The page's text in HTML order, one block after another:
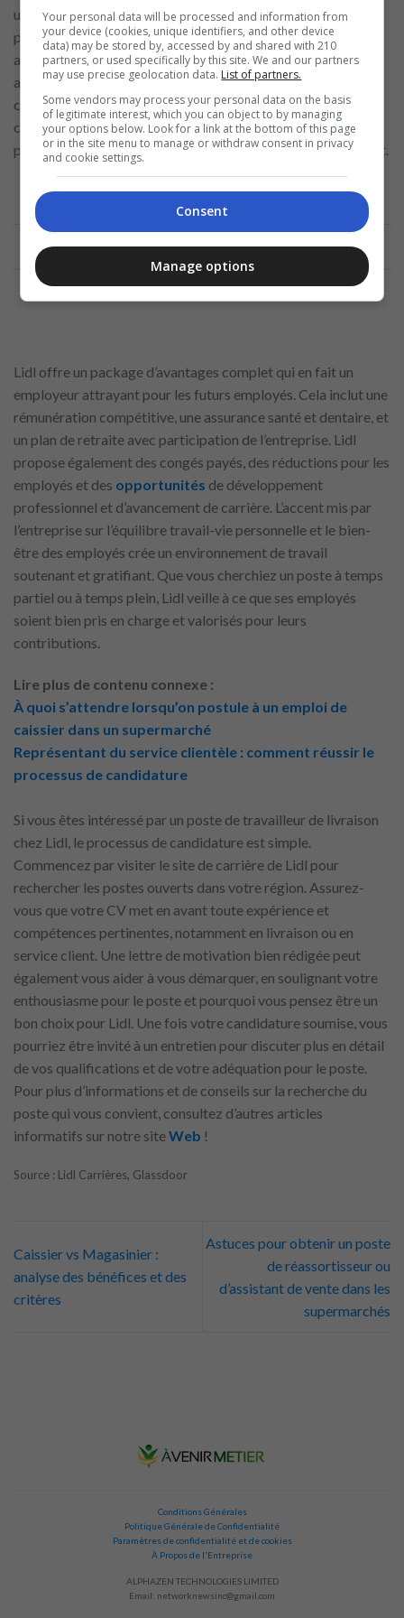
un atout mais n’est pas obligatoire. Le candidat idéal devrait
posséder de solides compétences organisationnelles, une
attention aux détails et la capacité de travailler de manière
autonome. L’endurance physique est également importante,
car le travail implique de soulever et de transporter des
courses. Avant tout, Lidl valorise la fiabilité, une attitude
positive et un engagement à offrir unexcellent service client.
Lidl offre un package d’avantages complet qui en fait un
employeur attrayant pour les futurs employés. Cela inclut une
rémunération compétitive, une assurance santé et dentaire, et
un plan de retraite avec participation de l’entreprise. Lidl
propose également des congés payés, des réductions pour les
employés et des opportunités de développement
professionnel et d’avancement de carrière. L’accent mis par
l’entreprise sur l’équilibre travail-vie personnelle et le bien-
être des employés crée un environnement de travail
soutenant et gratifiant. Que vous cherchiez un poste à temps
partiel ou à temps plein, Lidl veille à ce que ses employés
soient bien pris en charge et valorisés pour leurs
contributions.
Lire plus de contenu connexe :
À quoi s’attendre lorsqu’on postule à un emploi de
caissier dans un supermarché
Représentant du service clientèle : comment réussir le
processus de candidature
Si vous êtes intéressé par un poste de travailleur de livraison
chez Lidl, le processus de candidature est simple.
Commencez par visiter le site de carrière de Lidl pour
rechercher les postes ouverts dans votre région. Assurez-
vous que votre CV met en avant toute expérience et
compétences pertinentes, notamment en livraison ou en
service client. Une lettre de motivation bien rédigée peut
également vous aider à vous démarquer, en soulignant votre
enthousiasme pour le poste et pourquoi vous pensez être un
bon choix pour Lidl. Une fois votre candidature soumise, vous
pourriez être invité à un entretien pour discuter plus en détail
de vos qualifications et de votre adéquation pour le poste.
Pour plus d’informations et de conseils sur la recherche du
poste qui vous convient, consultez d’autres articles
informatifs sur notre siteWeb !
Source : Lidl Carrières, Glassdoor
Caissier vs Magasinier :
analyse des bénéfices et des
critères
Astuces pour obtenir un poste
de réassortisseur ou
d’assistant de vente dans les
supermarchés
Conditions Générales
Politique Générale de Confidentialité
Paramètres de confidentialité et de cookies
À Propos de l'Entreprise
ALPHAZEN TECHNOLOGIES LIMITED
Email: networknewsinc@gmail.com
Your personal data will be processed and information from
your device (cookies, unique identifiers, and other device
data) may be stored by, accessed by and shared with 210
partners, or used specifically by this site. We and our partners
may use precise geolocation data. List of partners.
Some vendors may process your personal data on the basis
of legitimate interest, which you can object to by managing
your options below. Look for a link at the bottom of this page
or in the site menu to manage or withdraw consent in privacy
and cookie settings.
Consent
Manage options